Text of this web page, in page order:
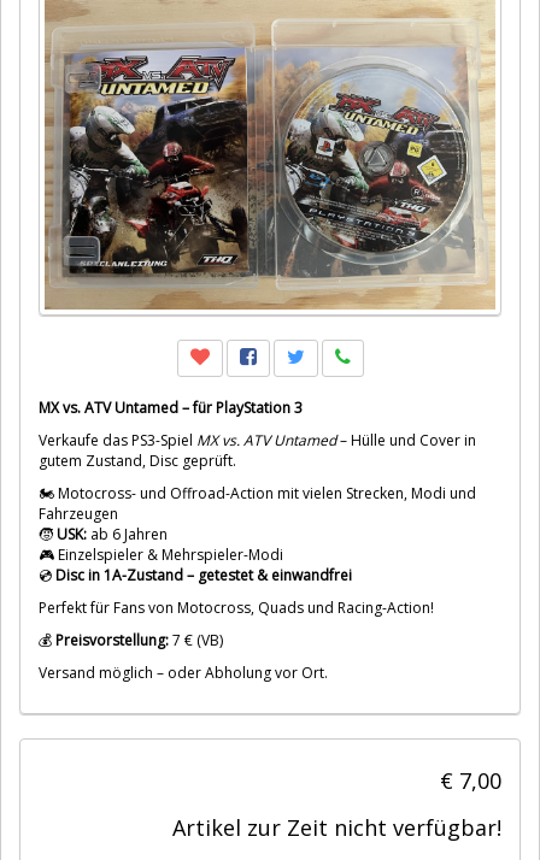
MX vs. ATV Untamed – für PlayStation 3
Verkaufe das PS3-Spiel MX vs. ATV Untamed– Hülle und Cover in
gutem Zustand, Disc geprüft.
🏍️ Motocross- und Offroad-Action mit vielen Strecken, Modi und
Fahrzeugen
🧒USK: ab 6 Jahren
🎮 Einzelspieler & Mehrspieler-Modi
💿Disc in 1A-Zustand – getestet & einwandfrei
Perfekt für Fans von Motocross, Quads und Racing-Action!
💰Preisvorstellung:7 € (VB)
Versand möglich – oder Abholung vor Ort.
€ 7,00
Artikel zur Zeit nicht verfügbar!